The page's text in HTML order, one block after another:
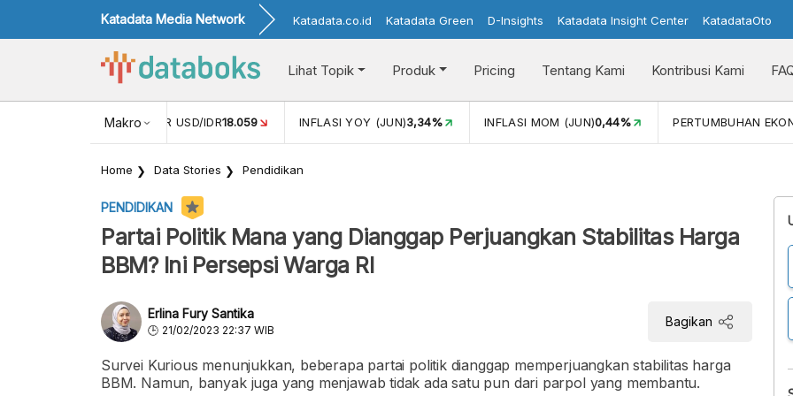
Katadata Media Network Katadata.co.id Katadata Green D-Insights Katadata Insight Center KatadataOto
Lihat Topik Produk Pricing Tentang Kami Kontribusi Kami
Makro
NILAI TUKAR USD/IDR18.059 INFLASI YOY (JUN)3,34% INFLASI MOM (JUN)0,44% PERTUMBUHAN
Home Data Stories Pendidikan
PENDIDIKAN
Partai Politik Mana yang Dianggap Perjuangkan Stabilitas Harga
BBM? Ini Persepsi Warga RI
Erlina Fury Santika
21/02/2023 22:37 WIB
Bagikan
Survei Kurious menunjukkan, beberapa partai politik dianggap memperjuangkan stabilitas harga
BBM. Namun, banyak juga yang menjawab tidak ada satu pun dari parpol yang membantu.